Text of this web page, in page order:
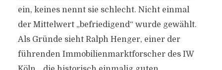
ein, keines nennt sie schlecht. Nicht einmal
der Mittelwert „befriedigend“ wurde gewählt.
Als Gründe sieht Ralph Henger, einer der
führenden Immobilienmarktforscher des IW